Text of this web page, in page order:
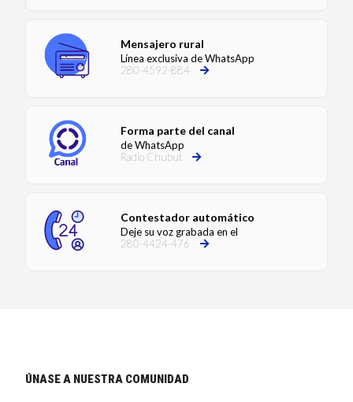
Mensajero rural
Línea exclusiva de WhatsApp
280-4592-884
Forma parte del canal
de WhatsApp
Radio Chubut
Contestador automático
Deje su voz grabada en el
280-4424-476
ÚNASE A NUESTRA COMUNIDAD